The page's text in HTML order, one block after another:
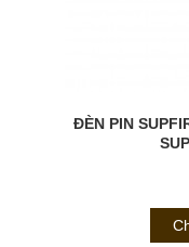
ĐÈN PIN